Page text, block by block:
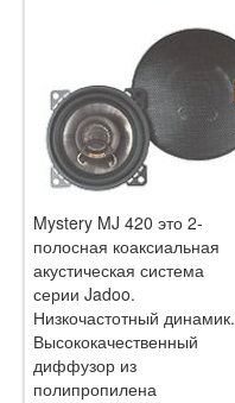
Mystery MJ 420 это 2-
полосная коаксиальная
акустическая система
серии Jadoo.
Низкочастотный динамик.
Высококачественный
диффузор из
полипропилена